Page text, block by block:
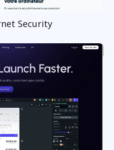
Security